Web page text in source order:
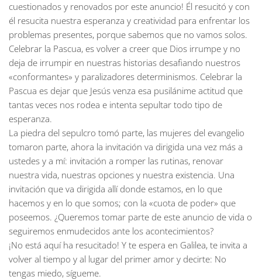
cuestionados y renovados por este anuncio! Él resucitó y con
él resucita nuestra esperanza y creatividad para enfrentar los
problemas presentes, porque sabemos que no vamos solos.
Celebrar la Pascua, es volver a creer que Dios irrumpe y no
deja de irrumpir en nuestras historias desafiando nuestros
«conformantes» y paralizadores determinismos. Celebrar la
Pascua es dejar que Jesús venza esa pusilánime actitud que
tantas veces nos rodea e intenta sepultar todo tipo de
esperanza.
La piedra del sepulcro tomó parte, las mujeres del evangelio
tomaron parte, ahora la invitación va dirigida una vez más a
ustedes y a mí: invitación a romper las rutinas, renovar
nuestra vida, nuestras opciones y nuestra existencia. Una
invitación que va dirigida allí donde estamos, en lo que
hacemos y en lo que somos; con la «cuota de poder» que
poseemos. ¿Queremos tomar parte de este anuncio de vida o
seguiremos enmudecidos ante los acontecimientos?
¡No está aquí ha resucitado! Y te espera en Galilea, te invita a
volver al tiempo y al lugar del primer amor y decirte: No
tengas miedo, sígueme.